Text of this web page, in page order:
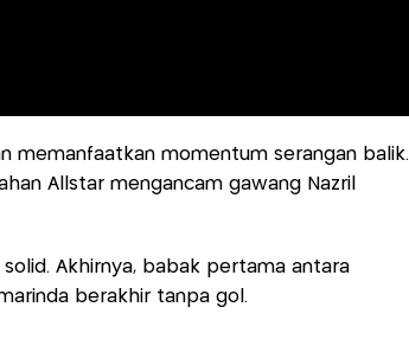
memanfaatkan momentum serangan balik.
Allstar mengancam gawang Nazril
Akhirnya, babak pertama antara
berakhir tanpa gol.